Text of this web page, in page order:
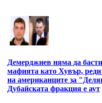
Демерджиев няма да
мафията като Хувър,
на американците за
Дубайската фракция е аут